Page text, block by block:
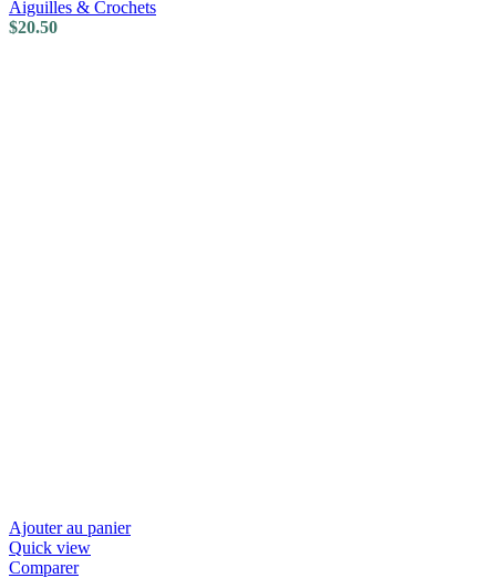
Aiguilles & Crochets
$20.50
Ajouter au panier
Quick view
Comparer